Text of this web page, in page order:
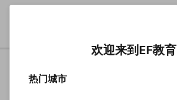
欢迎来到EF教育
热门城市